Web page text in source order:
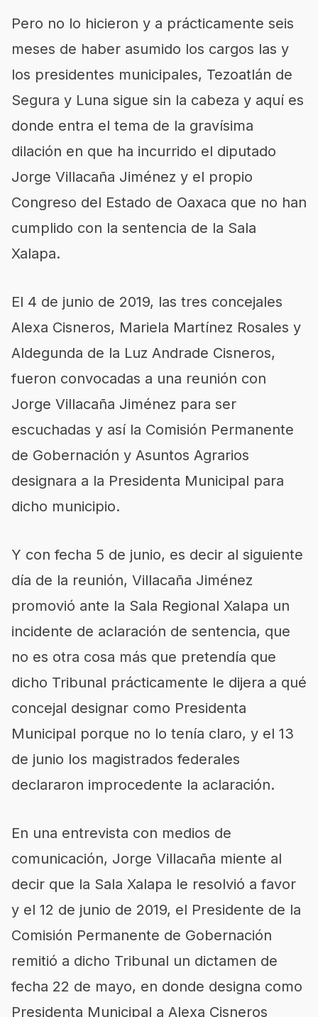
Pero no lo hicieron y a prácticamente seis
meses de haber asumido los cargos las y
los presidentes municipales, Tezoatlán de
Segura y Luna sigue sin la cabeza y aquí es
donde entra el tema de la gravísima
dilación en que ha incurrido el diputado
Jorge Villacaña Jiménez y el propio
Congreso del Estado de Oaxaca que no han
cumplido con la sentencia de la Sala
Xalapa.
El 4 de junio de 2019, las tres concejales
Alexa Cisneros, Mariela Martínez Rosales y
Aldegunda de la Luz Andrade Cisneros,
fueron convocadas a una reunión con
Jorge Villacaña Jiménez para ser
escuchadas y así la Comisión Permanente
de Gobernación y Asuntos Agrarios
designara a la Presidenta Municipal para
dicho municipio.
Y con fecha 5 de junio, es decir al siguiente
día de la reunión, Villacaña Jiménez
promovió ante la Sala Regional Xalapa un
incidente de aclaración de sentencia, que
no es otra cosa más que pretendía que
dicho Tribunal prácticamente le dijera a qué
concejal designar como Presidenta
Municipal porque no lo tenía claro, y el 13
de junio los magistrados federales
declararon improcedente la aclaración.
En una entrevista con medios de
comunicación, Jorge Villacaña miente al
decir que la Sala Xalapa le resolvió a favor
y el 12 de junio de 2019, el Presidente de la
Comisión Permanente de Gobernación
remitió a dicho Tribunal un dictamen de
fecha 22 de mayo, en donde designa como
Presidenta Municipal a Alexa Cisneros